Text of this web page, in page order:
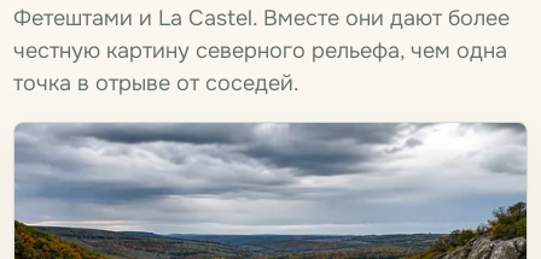
Фетештами и La Castel. Вместе они дают более
честную картину северного рельефа, чем одна
точка в отрыве от соседей.